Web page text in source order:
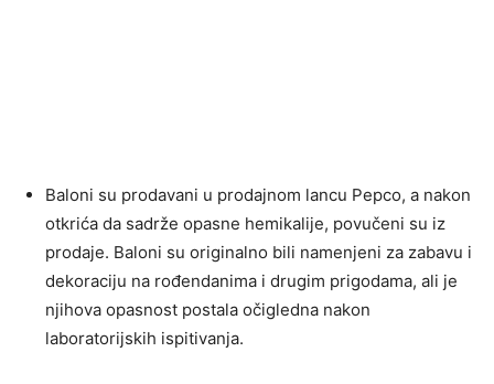
Baloni su prodavani u prodajnom lancu Pepco, a nakon
otkrića da sadrže opasne hemikalije, povučeni su iz
prodaje. Baloni su originalno bili namenjeni za zabavu i
dekoraciju na rođendanima i drugim prigodama, ali je
njihova opasnost postala očigledna nakon
laboratorijskih ispitivanja.